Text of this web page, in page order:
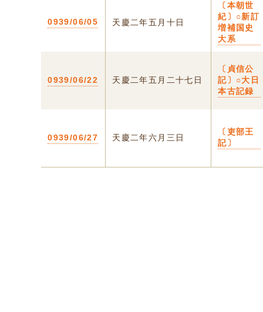
0939/06/05 天慶二年五月十日
〔本朝世
紀〕○新訂
増補国史
大系
0939/06/22 天慶二年五月二十七日
〔貞信公
記〕○大日
本古記録
0939/06/27 天慶二年六月三日
〔吏部王
記〕